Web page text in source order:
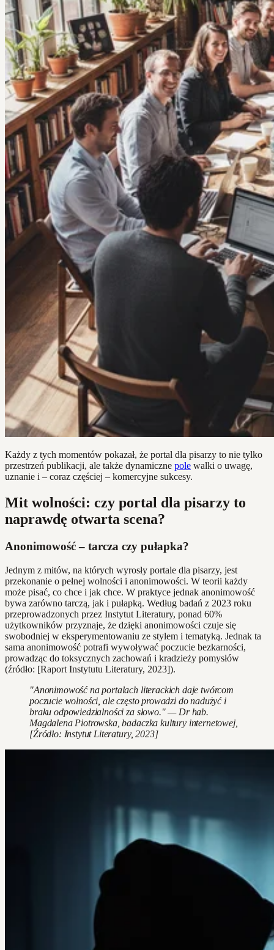
Każdy z tych momentów pokazał, że portal dla pisarzy to nie tylko
przestrzeń publikacji, ale także dynamiczne pole walki o uwagę,
uznanie i – coraz częściej – komercyjne sukcesy.
Mit wolności: czy portal dla pisarzy to
naprawdę otwarta scena?
Anonimowość – tarcza czy pułapka?
Jednym z mitów, na których wyrosły portale dla pisarzy, jest
przekonanie o pełnej wolności i anonimowości. W teorii każdy
może pisać, co chce i jak chce. W praktyce jednak anonimowość
bywa zarówno tarczą, jak i pułapką. Według badań z 2023 roku
przeprowadzonych przez Instytut Literatury, ponad 60%
użytkowników przyznaje, że dzięki anonimowości czuje się
swobodniej w eksperymentowaniu ze stylem i tematyką. Jednak ta
sama anonimowość potrafi wywoływać poczucie bezkarności,
prowadząc do toksycznych zachowań i kradzieży pomysłów
(źródło: [Raport Instytutu Literatury, 2023]).
"Anonimowość na portalach literackich daje twórcom
poczucie wolności, ale często prowadzi do nadużyć i
braku odpowiedzialności za słowo." — Dr hab.
Magdalena Piotrowska, badaczka kultury internetowej,
[Źródło: Instytut Literatury, 2023]